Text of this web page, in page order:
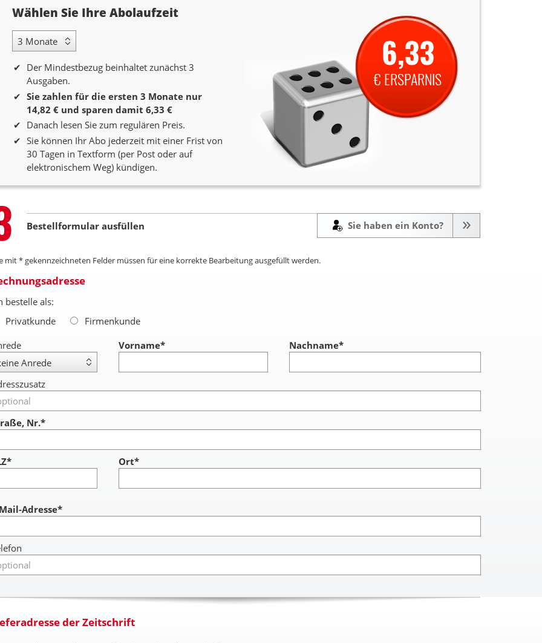
Wählen Sie Ihre Abolaufzeit
3 Monate Laufzeit
Der Mindestbezug beinhaltet zunächst 3
Ausgaben.
Sie zahlen für die ersten 3 Monate nur
14,82 € und sparen damit 6,33 €
Danach lesen Sie zum regulären Preis.
Sie können Ihr Abo jederzeit mit einer Frist von
30 Tagen in Textform (per Post oder auf
elektronischem Weg) kündigen.
6,33
€ ERSPARNIS
Bestellformular ausfüllen Sie haben ein Konto?
mit * gekennzeichneten Felder müssen für eine korrekte Bearbeitung ausgefüllt werden.
bestelle als:
Privatkunde
Firmenkunde
Vorname* Nachname*
Nr.*
Ort*
Adresse*
der Zeitschrift